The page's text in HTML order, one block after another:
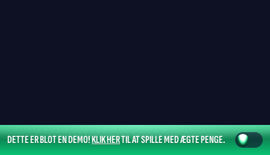
DETTE ER BLOT EN DEMO!KLIK HERTIL AT SPILLE MED ÆGTE PENGE.